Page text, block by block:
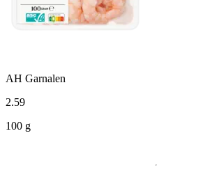
AH Garnalen
2.59
100 g